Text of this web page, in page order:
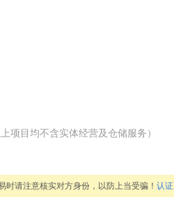
项目均不含实体经营及仓储服务）
请注意核实对方身份，以防上当受骗！ 认证